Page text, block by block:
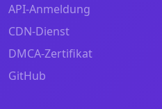
API-Anmeldung
CDN-Dienst
DMCA-Zertifikat
GitHub